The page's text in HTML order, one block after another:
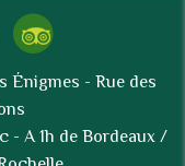
Énigmes - Rue des
- A 1h de Bordeaux /